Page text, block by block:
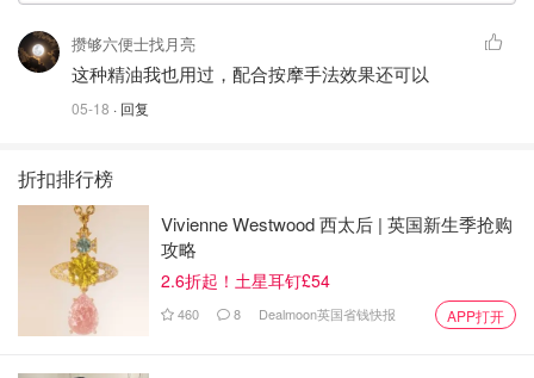
攒够六便士找月亮
这种精油我也用过，配合按摩手法效果还可以
05-18 · 回复
折扣排行榜
Vivienne Westwood 西太后 | 英国新生季抢购
攻略
2.6折起！土星耳钉£54
460 8 Dealmoon英国省钱快报 APP打开